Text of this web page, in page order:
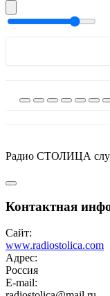
Радио СТОЛИЦА
Контактная
Сайт:
www.radiostolica.com
Адрес:
Россия
E-mail: